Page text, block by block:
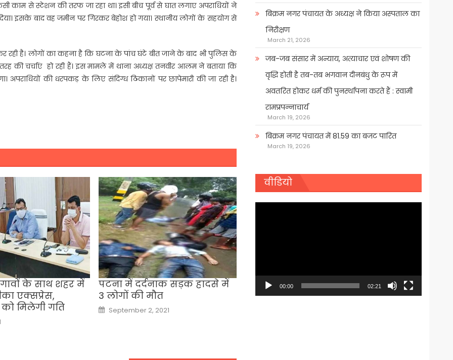
काम से स्टेशन की तरफ जा रहा था। इसी बीच पूर्व से घात लगाए अपराधियों ने
इसके बाद वह जमीन पर गिरकर बेहोश हो गया। स्थानीय लोगों के सहयोग से
है। लोगों का कहना है कि घटना के पांच घंटे बीत जाने के बाद भी पुलिस के
की चर्चाएं हो रही हैं। इस मामले में थाना अध्यक्ष तनवीर आलम ने बताया कि
अपराधियों की धरपकड़ के लिए संदिग्ध ठिकानों पर छापेमारी की जा रही है।
गावों के साथ शहर में
एक्सप्रेस,
मिलेगी गति
पटना में दर्दनाक सड़क हादसे में
3 लोगों की मौत
Posted
on
September 2, 2021
बिक्रम नगर पंचायत के अध्यक्ष ने किया अस्पताल का
निरीक्षण
March 21, 2026
जब-जब संसार में अन्याय, अत्याचार एवं शोषण की
वृद्धि होती है तब-तब भगवान दीनबंधु के रूप में
अवतरित होकर धर्म की पुनर्स्थापना करते हैं : स्वामी
रामप्रपन्नाचार्य
March 19, 2026
बिक्रम नगर पंचायत में 81.59 का बजट पारित
March 19, 2026
वीडियो
00:00 02:21